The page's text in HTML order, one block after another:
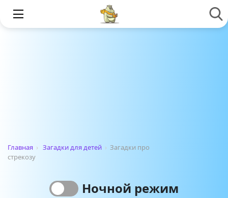
Главная › Загадки для детей › Загадки про
стрекозу
Ночной режим